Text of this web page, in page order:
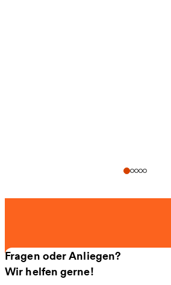
Fragen oder Anliegen?
Wir helfen gerne!